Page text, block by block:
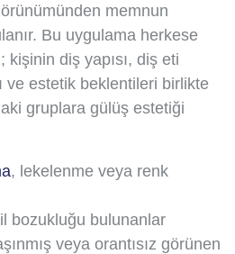
memnun
Bu uygulama herkese
kişinin diş yapısı, diş eti
ve estetik beklentileri birlikte
gruplara gülüş estetiği
, lekelenme veya renk
bozukluğu bulunanlar
veya orantısız görünen